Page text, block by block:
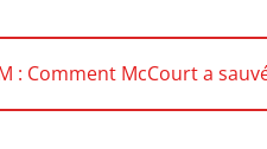
: Comment McCourt a